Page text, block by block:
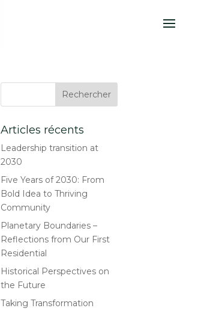
Articles récents
Leadership transition at
2030
Five Years of 2030: From
Bold Idea to Thriving
Community
Planetary Boundaries –
Reflections from Our First
Residential
Historical Perspectives on
the Future
Taking Transformation